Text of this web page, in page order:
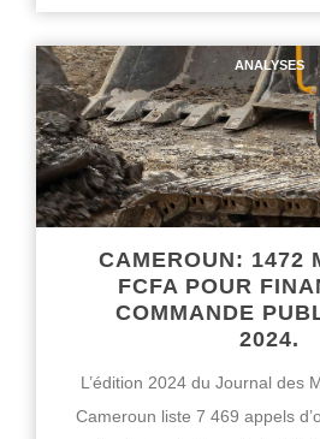
ANALYSES
CAMEROUN: 1472
FCFA POUR
COMMANDE
2024.
L’édition 2024 du Journal des
Cameroun liste 7 469 appels